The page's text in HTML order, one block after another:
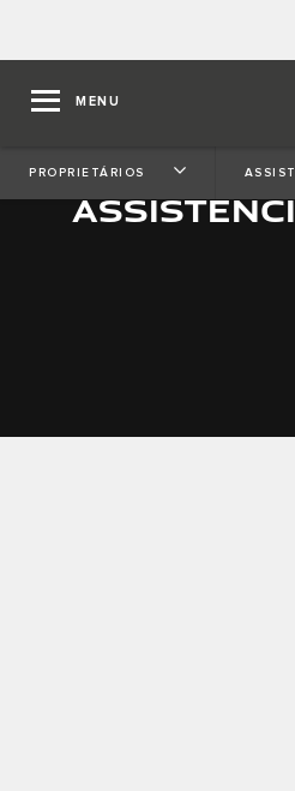
MENU
PROPRIETÁRIOS